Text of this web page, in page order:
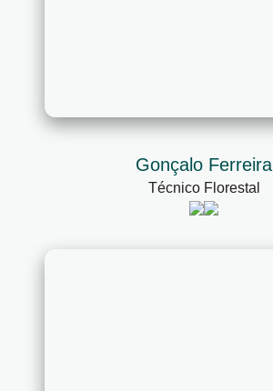
Gonçalo Ferreira
Técnico Florestal